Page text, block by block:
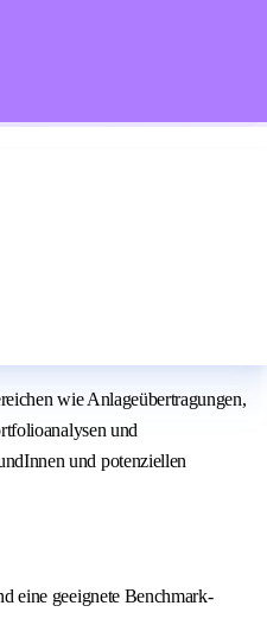
wie Anlageübertragungen,
und
und potenziellen
eine geeignete Benchmark-